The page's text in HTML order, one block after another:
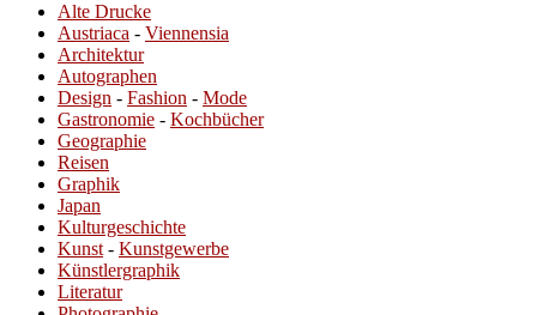
Alte Drucke
Austriaca - Viennensia
Architektur
Autographen
Design - Fashion - Mode
Gastronomie - Kochbücher
Geographie
Reisen
Graphik
Japan
Kulturgeschichte
Kunst - Kunstgewerbe
Künstlergraphik
Literatur